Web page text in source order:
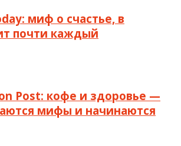
миф о счастье, в
почти каждый
Post: кофе и здоровье —
мифы и начинаются